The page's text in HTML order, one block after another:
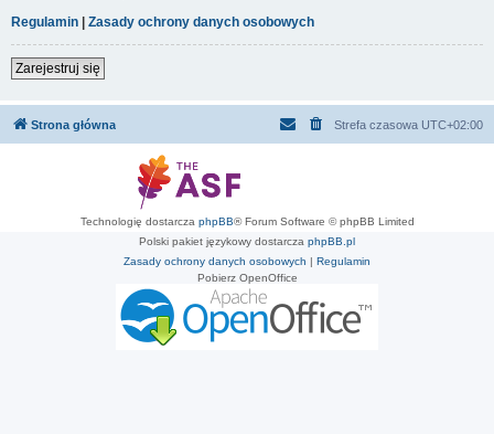
Regulamin | Zasady ochrony danych osobowych
Zarejestruj się
Strona główna Strefa czasowa UTC+02:00
Technologię dostarcza phpBB® Forum Software © phpBB Limited
Polski pakiet językowy dostarcza phpBB.pl
Zasady ochrony danych osobowych | Regulamin
Pobierz OpenOffice